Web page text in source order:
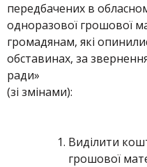
передбачених в
одноразової грошової
громадянам, які
обставинах, за
ради»
(зі змінами):
Виділити
грошової